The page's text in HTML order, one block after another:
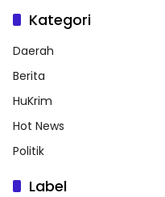
Kategori
Daerah
Berita
HuKrim
Hot News
Politik
Label